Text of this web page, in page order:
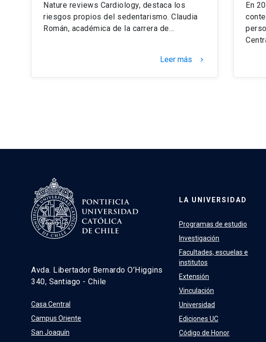
Nature reviews Cardiology, destaca los
riesgos propios del sedentarismo. Claudia
Román, académica de la carrera de…
Leer más keyboard_arrow_right
En
Avda. Libertador Bernardo O’Higgins
340, Santiago - Chile
Casa Central
Campus Oriente
San Joaquín
LA UNIVERSIDAD
Programas de estudio
Investigación
Facultades, escuelas e
institutos
Extensión
Vinculación
Universidad
Ediciones UC
Código de Honor